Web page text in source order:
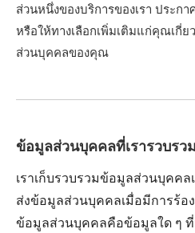
ส่วนหนึ่งของบริการของเรา ประก
หรือให้ทางเลือกเพิ่มเติมแก่คุณเกี่
ส่วนบุคคลของคุณ
ข้อมูลส่วนบุคคลที่เรารวบรวม
เราเก็บรวบรวมข้อมูลส่วนบุคค
ส่งข้อมูลส่วนบุคคลเมื่อมีการร้อ
ข้อมูลส่วนบุคคลคือข้อมูลใด ๆ